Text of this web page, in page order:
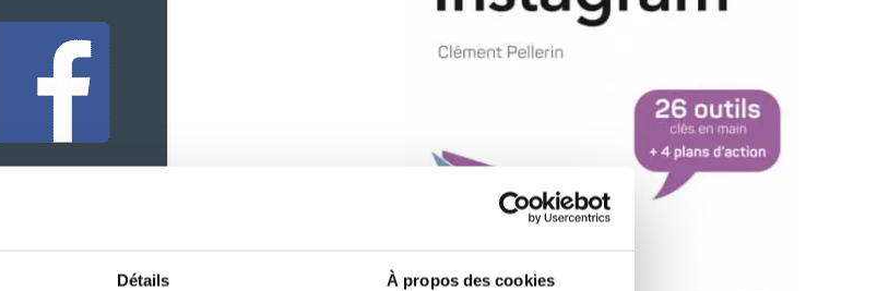
Détails À propos des cookies